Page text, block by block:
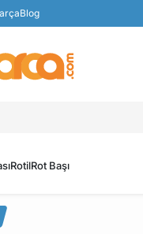
Blog
RotilRot Başı